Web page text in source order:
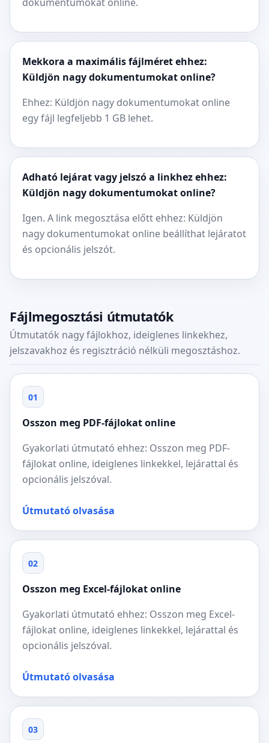
Mekkora a maximális fájlméret ehhez:
Küldjön nagy dokumentumokat online?
Ehhez: Küldjön nagy dokumentumokat online
egy fájl legfeljebb 1 GB lehet.
Adható lejárat vagy jelszó a linkhez ehhez:
Küldjön nagy dokumentumokat online?
Igen. A link megosztása előtt ehhez: Küldjön
nagy dokumentumokat online beállíthat lejáratot
és opcionális jelszót.
Fájlmegosztási útmutatók
Útmutatók nagy fájlokhoz, ideiglenes linkekhez,
jelszavakhoz és regisztráció nélküli megosztáshoz.
01
Osszon meg PDF-fájlokat online
Gyakorlati útmutató ehhez: Osszon meg PDF-
fájlokat online, ideiglenes linkekkel, lejárattal és
opcionális jelszóval.
Útmutató olvasása
02
Osszon meg Excel-fájlokat online
Gyakorlati útmutató ehhez: Osszon meg Excel-
fájlokat online, ideiglenes linkekkel, lejárattal és
opcionális jelszóval.
Útmutató olvasása
03